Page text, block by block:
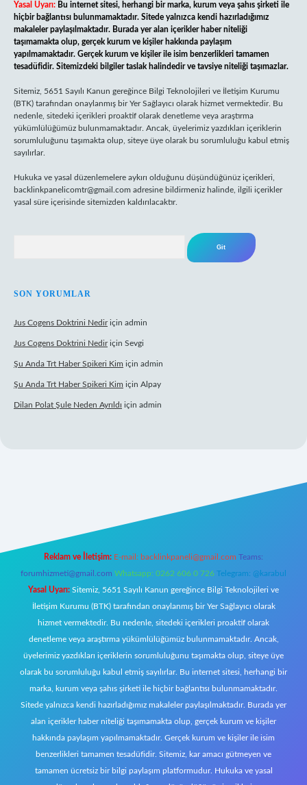
Yasal Uyarı: Bu internet sitesi, herhangi bir marka, kurum veya şahıs şirketi ile
hiçbir bağlantısı bulunmamaktadır. Sitede yalnızca kendi hazırladığımız
makaleler paylaşılmaktadır. Burada yer alan içerikler haber niteliği
taşımamakta olup, gerçek kurum ve kişiler hakkında paylaşım
yapılmamaktadır. Gerçek kurum ve kişiler ile isim benzerlikleri tamamen
tesadüfidir. Sitemizdeki bilgiler taslak halindedir ve tavsiye niteliği taşımazlar.
Sitemiz, 5651 Sayılı Kanun gereğince Bilgi Teknolojileri ve İletişim Kurumu
(BTK) tarafından onaylanmış bir Yer Sağlayıcı olarak hizmet vermektedir. Bu
nedenle, sitedeki içerikleri proaktif olarak denetleme veya araştırma
yükümlülüğümüz bulunmamaktadır. Ancak, üyelerimiz yazdıkları içeriklerin
sorumluluğunu taşımakta olup, siteye üye olarak bu sorumluluğu kabul etmiş
sayılırlar.
Hukuka ve yasal düzenlemelere aykırı olduğunu düşündüğünüz içerikleri,
backlinkpanelicomtr@gmail.com adresine bildirmeniz halinde, ilgili içerikler
yasal süre içerisinde sitemizden kaldırılacaktır.
SON YORUMLAR
Jus Cogens Doktrini Nediriçin admin
Jus Cogens Doktrini Nediriçin Sevgi
Şu Anda Trt Haber Spikeri Kim için admin
Şu Anda Trt Haber Spikeri Kim için Alpay
Dilan Polat Şule Neden Ayrıldı için admin
Reklam ve İletişim: E-mail: backlinkpaneli@gmail.com Teams:
forumhizmeti@gmail.com Whatsapp: 0262 606 0 726 Telegram: @karabul
Yasal Uyarı: Sitemiz, 5651 Sayılı Kanun gereğince Bilgi Teknolojileri ve
İletişim Kurumu (BTK) tarafından onaylanmış bir Yer Sağlayıcı olarak
hizmet vermektedir. Bu nedenle, sitedeki içerikleri proaktif olarak
denetleme veya araştırma yükümlülüğümüz bulunmamaktadır. Ancak,
üyelerimiz yazdıkları içeriklerin sorumluluğunu taşımakta olup, siteye üye
olarak bu sorumluluğu kabul etmiş sayılırlar. Bu internet sitesi, herhangi bir
marka, kurum veya şahıs şirketi ile hiçbir bağlantısı bulunmamaktadır.
Sitede yalnızca kendi hazırladığımız makaleler paylaşılmaktadır. Burada yer
alan içerikler haber niteliği taşımamakta olup, gerçek kurum ve kişiler
hakkında paylaşım yapılmamaktadır. Gerçek kurum ve kişiler ile isim
benzerlikleri tamamen tesadüfidir. Sitemiz, kar amacı gütmeyen ve
tamamen ücretsiz bir bilgi paylaşım platformudur. Hukuka ve yasal